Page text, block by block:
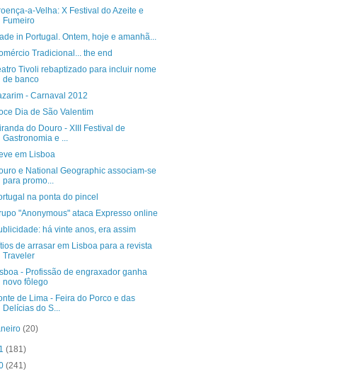
a-Velha: X Festival do Azeite e
Fumeiro
in Portugal. Ontem, hoje e amanhã...
Tradicional... the end
Tivoli rebaptizado para incluir nome
de banco
- Carnaval 2012
Dia de São Valentim
do Douro - XIII Festival de
Gastronomia e ...
em Lisboa
e National Geographic associam-se
para promo...
na ponta do pincel
"Anonymous" ataca Expresso online
há vinte anos, era assim
de arrasar em Lisboa para a revista
Traveler
- Profissão de engraxador ganha
novo fôlego
de Lima - Feira do Porco e das
Delícias do S...
(20)
(181)
(241)